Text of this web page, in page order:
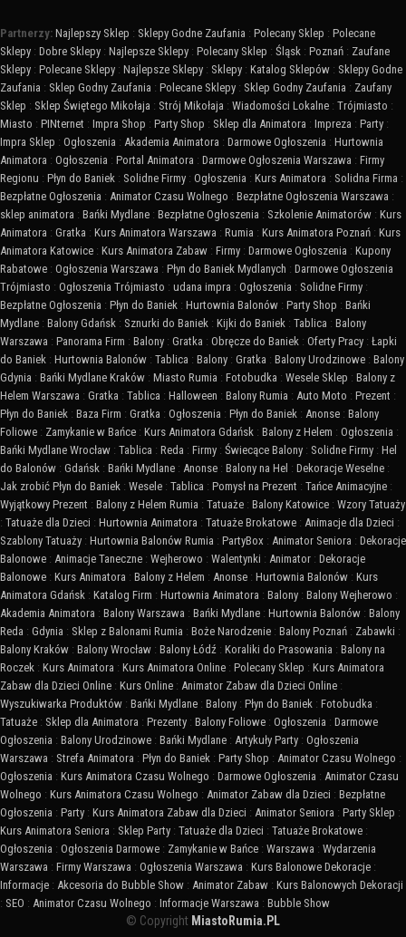
Partnerzy: Najlepszy Sklep : Sklepy Godne Zaufania : Polecany Sklep : Polecane
Sklepy : Dobre Sklepy : Najlepsze Sklepy : Polecany Sklep : Śląsk : Poznań : Zaufane
Sklepy : Polecane Sklepy : Najlepsze Sklepy : Sklepy : Katalog Sklepów : Sklepy Godne
Zaufania : Sklep Godny Zaufania : Polecane Sklepy : Sklep Godny Zaufania : Zaufany
Sklep : Sklep Świętego Mikołaja : Strój Mikołaja : Wiadomości Lokalne : Trójmiasto :
Miasto : PINternet : Impra Shop : Party Shop : Sklep dla Animatora : Impreza : Party :
Impra Sklep : Ogłoszenia : Akademia Animatora : Darmowe Ogłoszenia : Hurtownia
Animatora : Ogłoszenia : Portal Animatora : Darmowe Ogłoszenia Warszawa : Firmy
Regionu : Płyn do Baniek : Solidne Firmy : Ogłoszenia : Kurs Animatora : Solidna Firma :
Bezpłatne Ogłoszenia : Animator Czasu Wolnego : Bezpłatne Ogłoszenia Warszawa :
sklep animatora : Bańki Mydlane : Bezpłatne Ogłoszenia : Szkolenie Animatorów : Kurs
Animatora : Gratka : Kurs Animatora Warszawa : Rumia : Kurs Animatora Poznań : Kurs
Animatora Katowice : Kurs Animatora Zabaw : Firmy : Darmowe Ogłoszenia : Kupony
Rabatowe : Ogłoszenia Warszawa : Płyn do Baniek Mydlanych : Darmowe Ogłoszenia
Trójmiasto : Ogłoszenia Trójmiasto : udana impra : Ogłoszenia : Solidne Firmy :
Bezpłatne Ogłoszenia : Płyn do Baniek : Hurtownia Balonów : Party Shop : Bańki
Mydlane : Balony Gdańsk : Sznurki do Baniek : Kijki do Baniek : Tablica : Balony
Warszawa : Panorama Firm : Balony : Gratka : Obręcze do Baniek : Oferty Pracy : Łapki
do Baniek : Hurtownia Balonów : Tablica : Balony : Gratka : Balony Urodzinowe : Balony
Gdynia : Bańki Mydlane Kraków : Miasto Rumia : Fotobudka : Wesele Sklep : Balony z
Helem Warszawa : Gratka : Tablica : Halloween : Balony Rumia : Auto Moto : Prezent :
Płyn do Baniek : Baza Firm : Gratka : Ogłoszenia : Płyn do Baniek : Anonse : Balony
Foliowe : Zamykanie w Bańce : Kurs Animatora Gdańsk : Balony z Helem : Ogłoszenia :
Bańki Mydlane Wrocław : Tablica : Reda : Firmy : Świecące Balony : Solidne Firmy : Hel
do Balonów : Gdańsk : Bańki Mydlane : Anonse : Balony na Hel : Dekoracje Weselne :
Jak zrobić Płyn do Baniek : Wesele : Tablica : Pomysł na Prezent : Tańce Animacyjne :
Wyjątkowy Prezent : Balony z Helem Rumia : Tatuaże : Balony Katowice : Wzory Tatuaży
: Tatuaże dla Dzieci : Hurtownia Animatora : Tatuaże Brokatowe : Animacje dla Dzieci :
Szablony Tatuaży : Hurtownia Balonów Rumia : PartyBox : Animator Seniora : Dekoracje
Balonowe : Animacje Taneczne : Wejherowo : Walentynki : Animator : Dekoracje
Balonowe : Kurs Animatora : Balony z Helem : Anonse : Hurtownia Balonów : Kurs
Animatora Gdańsk : Katalog Firm : Hurtownia Animatora : Balony : Balony Wejherowo :
Akademia Animatora : Balony Warszawa : Bańki Mydlane : Hurtownia Balonów : Balony
Reda : Gdynia : Sklep z Balonami Rumia : Boże Narodzenie : Balony Poznań : Zabawki :
Balony Kraków : Balony Wrocław : Balony Łódź : Koraliki do Prasowania : Balony na
Roczek : Kurs Animatora : Kurs Animatora Online : Polecany Sklep : Kurs Animatora
Zabaw dla Dzieci Online : Kurs Online : Animator Zabaw dla Dzieci Online :
Wyszukiwarka Produktów : Bańki Mydlane : Balony : Płyn do Baniek : Fotobudka :
Tatuaże : Sklep dla Animatora : Prezenty : Balony Foliowe : Ogłoszenia : Darmowe
Ogłoszenia : Balony Urodzinowe : Bańki Mydlane : Artykuły Party : Ogłoszenia
Warszawa : Strefa Animatora : Płyn do Baniek : Party Shop : Animator Czasu Wolnego :
Ogłoszenia : Kurs Animatora Czasu Wolnego : Darmowe Ogłoszenia : Animator Czasu
Wolnego : Kurs Animatora Czasu Wolnego : Animator Zabaw dla Dzieci : Bezpłatne
Ogłoszenia : Party : Kurs Animatora Zabaw dla Dzieci : Animator Seniora : Party Sklep :
Kurs Animatora Seniora : Sklep Party : Tatuaże dla Dzieci : Tatuaże Brokatowe :
Ogłoszenia : Ogłoszenia Darmowe : Zamykanie w Bańce : Warszawa : Wydarzenia
Warszawa : Firmy Warszawa : Ogłoszenia Warszawa : Kurs Balonowe Dekoracje :
Informacje : Akcesoria do Bubble Show : Animator Zabaw : Kurs Balonowych Dekoracji
: SEO : Animator Czasu Wolnego : Informacje Warszawa : Bubble Show
© Copyright MiastoRumia.PL